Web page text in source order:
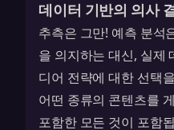
데이터 기반의 의사
추측은 그만! 예측 분석
을 의지하는 대신, 실제
디어 전략에 대한 선택
어떤 종류의 콘텐츠를
포함한 모든 것이 포함